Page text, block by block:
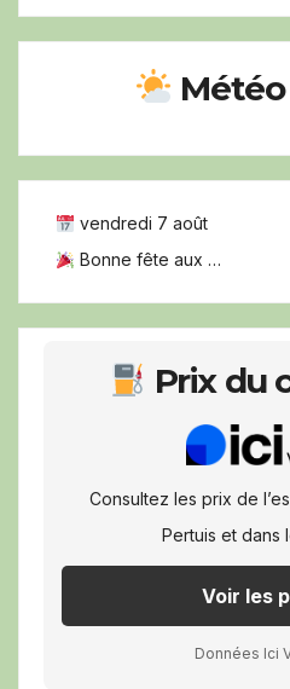
vendredi 7 août
Bonne fête aux …
Prix du
Consultez les prix de
Pertuis et dans
Voir les
Données Ici